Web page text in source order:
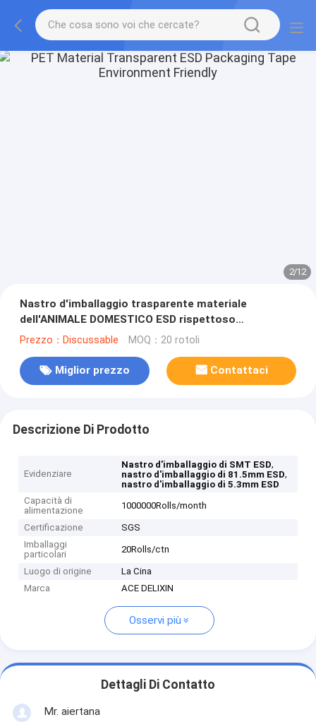
2/12
Nastro d'imballaggio trasparente materiale
dell'ANIMALE DOMESTICO ESD rispettoso
dell'ambiente
Prezzo：Discussable MOQ：20 rotoli
Miglior prezzo Contattaci
Descrizione Di Prodotto
Evidenziare
Nastro d'imballaggio di SMT ESD,
nastro d'imballaggio di 81.5mm ESD,
nastro d'imballaggio di 5.3mm ESD
Capacità di
alimentazione
1000000Rolls/month
Certificazione
SGS
Imballaggi
particolari
20Rolls/ctn
Luogo di origine
La Cina
Marca
ACE DELIXIN
Osservi più
Dettagli Di Contatto
Mr. aiertana